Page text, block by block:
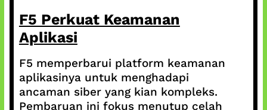
F5 Perkuat Keamanan
Aplikasi
F5 memperbarui platform keamanan
aplikasinya untuk menghadapi
ancaman siber yang kian kompleks.
Pembaruan ini fokus menutup celah